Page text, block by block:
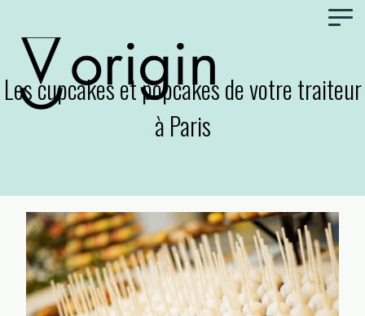
Les cupcakes et popcakes de votre traiteur
à Paris